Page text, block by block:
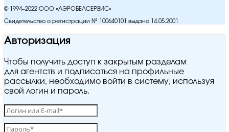
© 1994–2022 ООО «АЭРОБЕЛСЕРВИС»
Свидетельство о регистрации № 100640101 выдано 14.05.2001
Авторизация
Чтобы получить доступ к закрытым разделам
для агентств и подписаться на профильные
рассылки, необходимо войти в систему, используя
свой логин и пароль.